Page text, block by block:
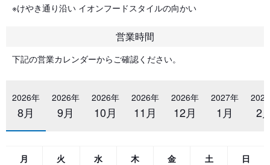
※けやき通り沿い イオンフードスタイルの向かい
営業時間
下記の営業カレンダーからご確認ください。
2026年
8月
2026年
9月
2026年
10月
2026年
11月
2026年
12月
2027年
1月 2
月 火 水 木 金 土 日